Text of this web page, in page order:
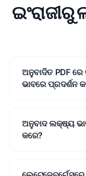
ଇଂରାଜୀରୁ
ଅନୁବାଦିତ PDF
ଭାବରେ ପ୍ରଦର୍ଶନ
ଅନୁବାଦ ଲକ୍ଷ୍ୟ
କରେ?